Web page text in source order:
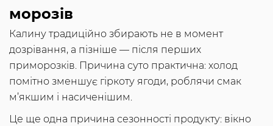
морозів
Калину традиційно збирають не в момент
дозрівання, а пізніше — після перших
приморозків. Причина суто практична: холод
помітно зменшує гіркоту ягоди, роблячи смак
м’якшим і насиченішим.
Це ще одна причина сезонності продукту: вікно